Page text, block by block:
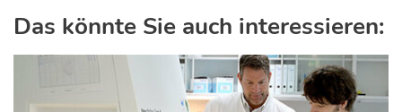
Das könnte Sie auch interessieren: